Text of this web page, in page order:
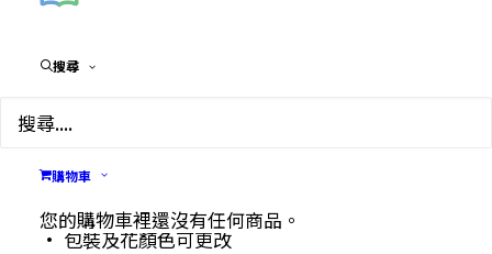
搜尋
購物車
您的購物車裡還沒有任何商品。
母親節、情人節或節慶
花(獨立支裝)
• 包裝及花顏色可更改